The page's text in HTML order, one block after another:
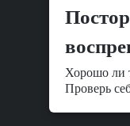
Хорошо ли
Проверь